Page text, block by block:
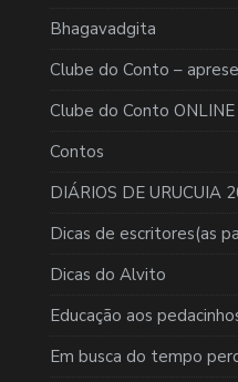
Bhagavadgita
Clube do Conto –
Clube do Conto ONLINE
Contos
DIÁRIOS DE URUCUIA
Dicas de escritores(as
Dicas do Alvito
Educação aos
Em busca do tempo